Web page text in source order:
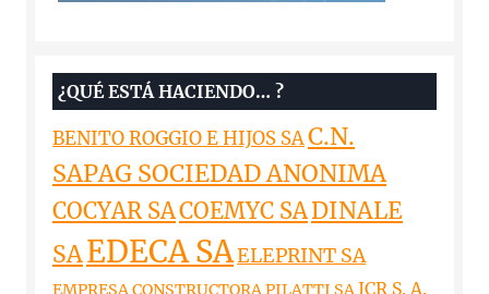
¿QUÉ ESTÁ HACIENDO… ?
BENITO ROGGIO E HIJOS SAC.N.
SAPAG SOCIEDAD ANONIMA
COCYAR SACOEMYC SADINALE
SAEDECA SAELEPRINT SA
EMPRESA CONSTRUCTORA PILATTI SAJCR S. A.